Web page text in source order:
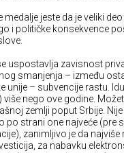
jeste da je veliki
i političke konsekvence
uspostavlja zavisnost
smanjenja – između
unije – subvencije rastu.
nego ove godine.
zemlji poput Srbije.
po strani one najveće (pre
zanimljivo je da
za nabavku